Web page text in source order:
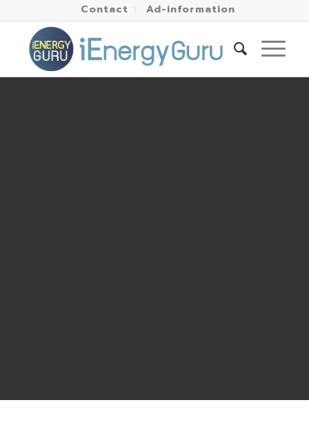
Contact Ad-information